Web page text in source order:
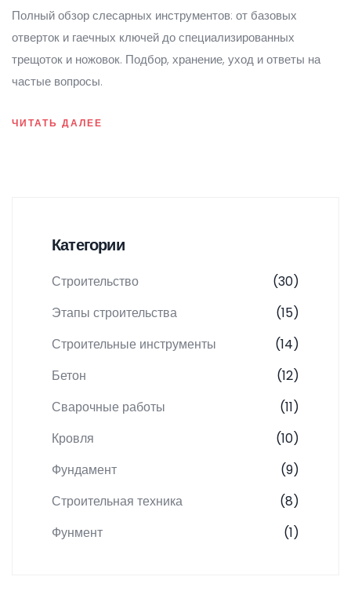
Полный обзор слесарных инструментов: от базовых
отверток и гаечных ключей до специализированных
трещоток и ножовок. Подбор, хранение, уход и ответы на
частые вопросы.
ЧИТАТЬ ДАЛЕЕ
Категории
Строительство
(30)
Этапы строительства
(15)
Строительные инструменты
(14)
Бетон
(12)
Сварочные работы
(11)
Кровля
(10)
Фундамент
(9)
Строительная техника
(8)
Фунмент
(1)